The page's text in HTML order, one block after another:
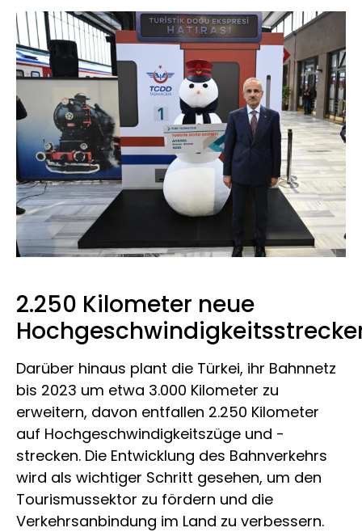
2.250 Kilometer neue
Darüber hinaus plant die Türkei, ihr Bahnnetz
bis 2023 um etwa 3.000 Kilometer zu
erweitern, davon entfallen 2.250 Kilometer
auf Hochgeschwindigkeitszüge und -
strecken. Die Entwicklung des Bahnverkehrs
wird als wichtiger Schritt gesehen, um den
Tourismussektor zu fördern und die
Verkehrsanbindung im Land zu verbessern.